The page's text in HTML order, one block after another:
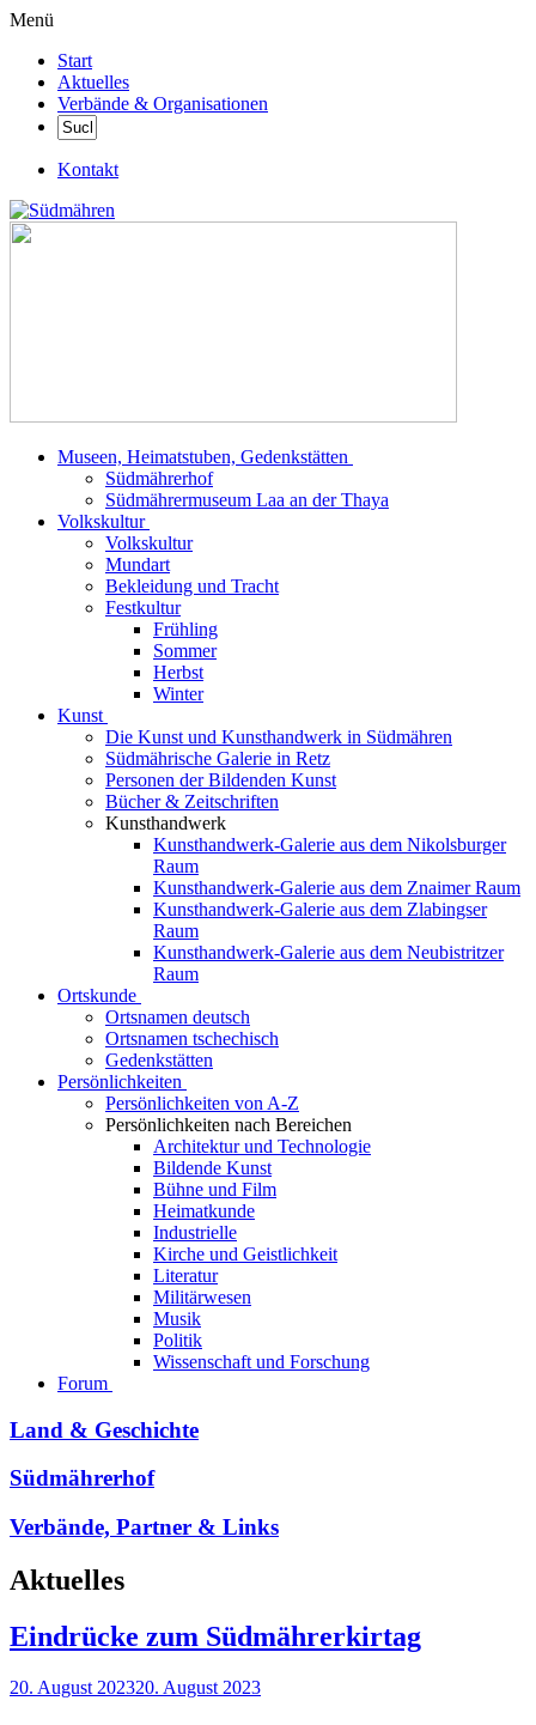
Menü
Start
Aktuelles
Verbände & Organisationen
Kontakt
Museen, Heimatstuben, Gedenkstätten
Südmährerhof
Südmährermuseum Laa an der Thaya
Volkskultur
Volkskultur
Mundart
Bekleidung und Tracht
Festkultur
Frühling
Sommer
Herbst
Winter
Kunst
Die Kunst und Kunsthandwerk in Südmähren
Südmährische Galerie in Retz
Personen der Bildenden Kunst
Bücher & Zeitschriften
Kunsthandwerk
Kunsthandwerk-Galerie aus dem Nikolsburger
Raum
Kunsthandwerk-Galerie aus dem Znaimer Raum
Kunsthandwerk-Galerie aus dem Zlabingser
Raum
Kunsthandwerk-Galerie aus dem Neubistritzer
Raum
Ortskunde
Ortsnamen deutsch
Ortsnamen tschechisch
Gedenkstätten
Persönlichkeiten
Persönlichkeiten von A-Z
Persönlichkeiten nach Bereichen
Architektur und Technologie
Bildende Kunst
Bühne und Film
Heimatkunde
Industrielle
Kirche und Geistlichkeit
Literatur
Militärwesen
Musik
Politik
Wissenschaft und Forschung
Forum
Land & Geschichte
Südmährerhof
Verbände, Partner & Links
Aktuelles
Eindrücke zum Südmährerkirtag
20. August 202320. August 2023